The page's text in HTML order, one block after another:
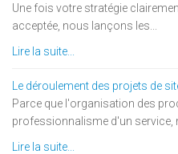
Une fois votre stratégie
acceptée, nous lançons les...
Lire la suite...
Le déroulement des projets de
Parce que l'organisation des
professionnalisme d'un service,
Lire la suite...